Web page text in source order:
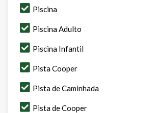
Piscina
Piscina Adulto
Piscina Infantil
Pista Cooper
Pista de Caminhada
Pista de Cooper